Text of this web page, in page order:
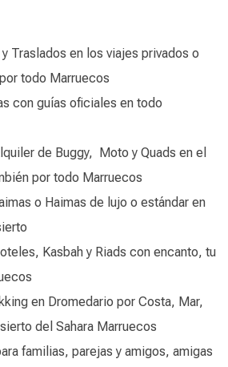
Traslados en los viajes privados o
todo Marruecos
con guías oficiales en todo
de Buggy, Moto y Quads en el
por todo Marruecos
o Haimas de lujo o estándar en
Kasbah y Riads con encanto, tu
en Dromedario por Costa, Mar,
del Sahara Marruecos
familias, parejas y amigos, amigas